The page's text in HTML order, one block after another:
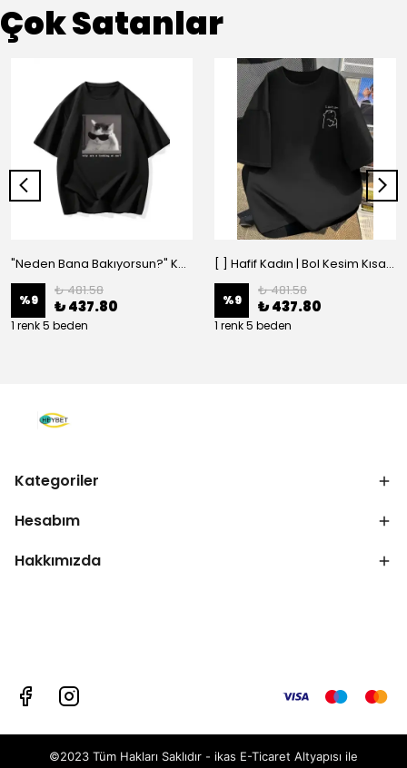
Çok Satanlar
"Neden Bana Bakıyorsun?" Komik Kedi Grafik Tişört - Dijital Baskılı Siyah Bol - Siyah
%9
₺ 481.58
₺ 437.80
1 renk 5 beden
[ ] Hafif Kadın | Bol Kesim Kısa Kollu Yuvarlak Yaka Eğlenceli Karikatür Ayı ve - Siyah
%9
₺ 481.58
₺ 437.80
1 renk 5 beden
Kategoriler
Hesabım
Hakkımızda
©2023 Tüm Hakları Saklıdır - ikas E-Ticaret Altyapısı ile